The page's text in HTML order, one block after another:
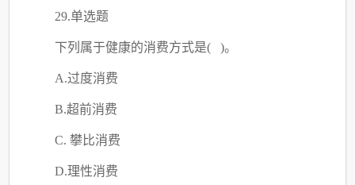
29.单选题
下列属于健康的消费方式是( )。
A.过度消费
B.超前消费
C. 攀比消费
D.理性消费